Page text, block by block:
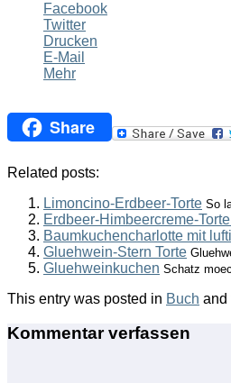
Facebook
Twitter
Drucken
E-Mail
Mehr
Share
Related posts:
Limoncino-Erdbeer-Torte So
Erdbeer-Himbeercreme-
Baumkuchencharlotte mit
Gluehwein-Stern Torte
Gluehweinkuchen Schatz
This entry was posted in Buch and
Kommentar verfassen